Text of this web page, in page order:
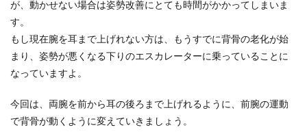
が、動かせない場合は姿勢改善にとても時間がかかってしまいま
す。
もし現在腕を耳まで上げれない方は、もうすでに背骨の老化が始
まり、姿勢が悪くなる下りのエスカレーターに乗っていることに
なっていますよ。
今回は、両腕を前から耳の後ろまで上げれるように、前腕の運動
で背骨が動くように変えていきましょう。